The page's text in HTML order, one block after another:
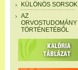
KÜLÖNÖS SORSOK
AZ
ORVOSTUDOMÁNY
TÖRTÉNETÉBŐL